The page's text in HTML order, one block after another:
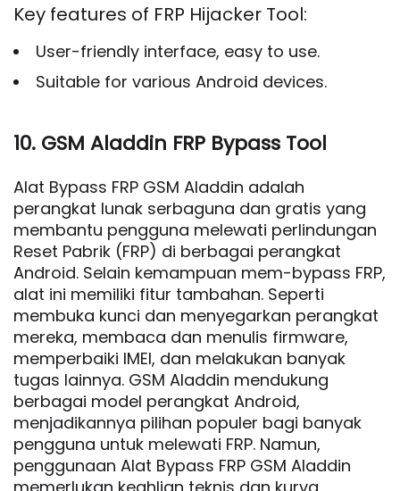
Key features of FRP Hijacker Tool:
User-friendly interface, easy to use.
Suitable for various Android devices.
10. GSM Aladdin FRP Bypass Tool
Alat Bypass FRP GSM Aladdin adalah
perangkat lunak serbaguna dan gratis yang
membantu pengguna melewati perlindungan
Reset Pabrik (FRP) di berbagai perangkat
Android. Selain kemampuan mem-bypass FRP,
alat ini memiliki fitur tambahan. Seperti
membuka kunci dan menyegarkan perangkat
mereka, membaca dan menulis firmware,
memperbaiki IMEI, dan melakukan banyak
tugas lainnya. GSM Aladdin mendukung
berbagai model perangkat Android,
menjadikannya pilihan populer bagi banyak
pengguna untuk melewati FRP. Namun,
penggunaan Alat Bypass FRP GSM Aladdin